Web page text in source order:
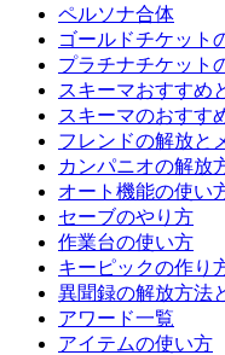
ペルソナ合体
ゴールドチケット
プラチナチケット
スキーマおすすめ
スキーマのおすす
フレンドの解放と
カンパニオの解放
オート機能の使い
セーブのやり方
作業台の使い方
キーピックの作り
異聞録の解放方法
アワード一覧
アイテムの使い方